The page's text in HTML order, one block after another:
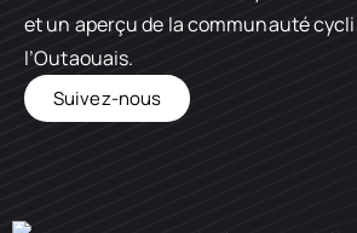
et un aperçu de la communauté
l’Outaouais.
Suivez-nous